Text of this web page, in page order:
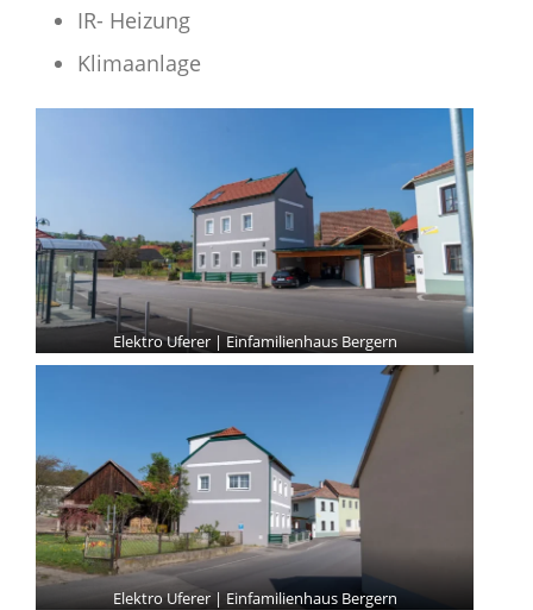
IR- Heizung
Klimaanlage
Elektro Uferer | Einfamilienhaus Bergern
Elektro Uferer | Einfamilienhaus Bergern